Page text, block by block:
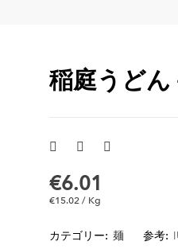
稲庭うどん
€6.01
€15.02 / Kg
カテゴリー: 麺 参考: